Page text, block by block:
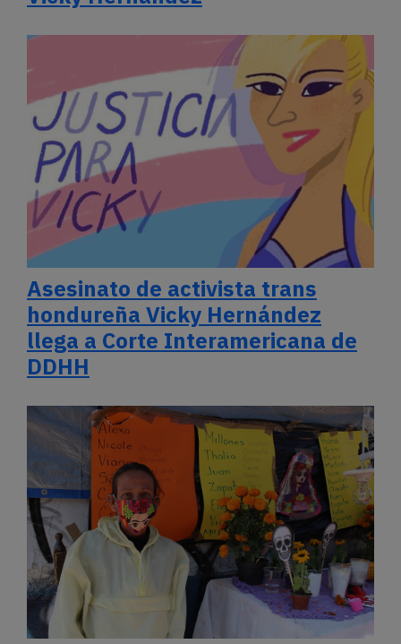
Asesinato de activista trans
hondureña Vicky Hernández
llega a Corte Interamericana de
DDHH